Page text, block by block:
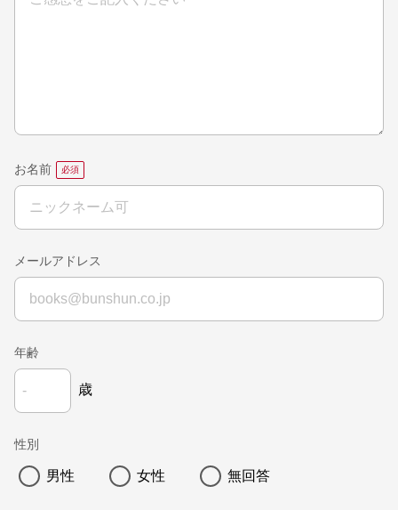
お名前
メールアドレス
年齢
歳
性別
男性 女性 無回答